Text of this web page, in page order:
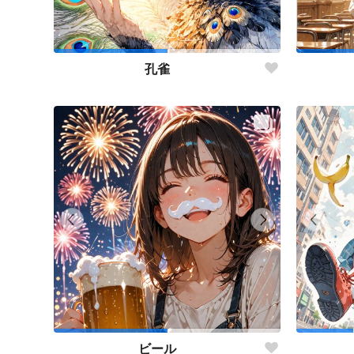
孔雀
ビール